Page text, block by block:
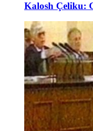
Kalosh Çeliku: